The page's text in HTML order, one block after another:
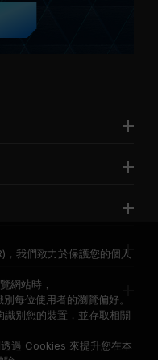
，我們致力於保護您的個人
網站時，
每位使用者的瀏覽偏好。
別您的裝置，並存取相關
過 Cookies 來提升您在本